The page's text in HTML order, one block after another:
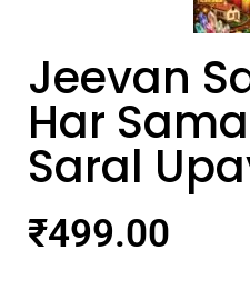
Jeevan
Har
Saral
₹499.00